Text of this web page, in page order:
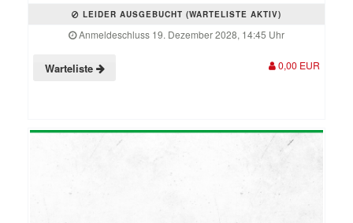
LEIDER AUSGEBUCHT (WARTELISTE AKTIV)
Anmeldeschluss 19. Dezember 2028, 14:45 Uhr
Warteliste 0,00 EUR